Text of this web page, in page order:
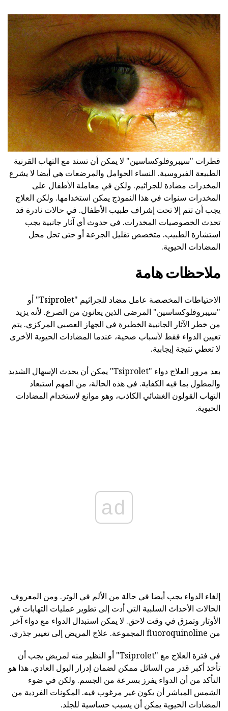
قطرات "سيبروفلوكساسين" لا يمكن أن تسند مع التهاب القرنية
الطبيعة الفيروسية. النساء الحوامل والمرضعات هي أيضا لا يشرع
المخدرات مضادة للجراثيم. ولكن في معاملة الأطفال على
المخدرات سنوات في هذا النموذج يمكن استخدامها. ولكن العلاج
يجب أن تتم إلا تحت إشراف طبيب الأطفال. في حالات نادرة قد
تحدث الخصوصيات المخدرات. في حدوث أي آثار جانبية يجب
استشارة الطبيب. متخصص تقليل الجرعة أو حتى تحل محل
المضادات الحيوية.
ملاحظات هامة
الاحتياطات المخصصة عامل مضاد للجراثيم "Tsiprolet" أو
"سيبروفلوكساسين" المرضى الذين يعانون من الصرع. لأنه يزيد
من خطر الآثار الجانبية الخطيرة في الجهاز العصبي المركزي. يتم
تعيين الدواء فقط لأسباب صحية، عندما المضادات الحيوية الأخرى
لا تعطي نتيجة إيجابية.
بعد مرور العلاج دواء "Tsiprolet" يمكن أن يحدث الإسهال الشديد
والمطول بما فيه الكفاية. في هذه الحالة، من المهم استبعاد
التهاب القولون الغشائي الكاذب، وهو موانع لاستخدام المضادات
الحيوية.
ad
إلغاء الدواء يجب أيضا في حالة من الألم في الوتر. ومن المعروف
الحالات الأحداث السلبية التي أدت إلى تطوير عمليات التهابات في
الأوتار وتمزق في وقت لاحق. لا يمكن استبدال الدواء مع دواء آخر
من fluoroquinoline المجموعة. علاج المريض إلى تغيير جذري.
في فترة العلاج مع "Tsiprolet" أو النظير منه لمريض يجب أن
تأخذ أكبر قدر من السائل ممكن لضمان إدرار البول العادي. هذا هو
التأكد من أن الدواء يفرز بسرعة من الجسم. ولكن في ضوء
الشمس المباشر أن يكون غير مرغوب فيه. المكونات الفردية من
المضادات الحيوية يمكن أن يسبب حساسية للجلد.